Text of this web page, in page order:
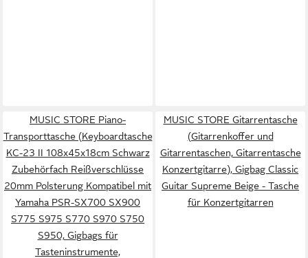
MUSIC STORE Piano-
Transporttasche (Keyboardtasche
KC-23 II 108x45x18cm Schwarz
Zubehörfach Reißverschlüsse
20mm Polsterung Kompatibel mit
Yamaha PSR-SX700 SX900
S775 S975 S770 S970 S750
S950, Gigbags für
Tasteninstrumente,
MUSIC STORE Gitarrentasche
(Gitarrenkoffer und
Gitarrentaschen, Gitarrentasche
Konzertgitarre), Gigbag Classic
Guitar Supreme Beige - Tasche
für Konzertgitarren